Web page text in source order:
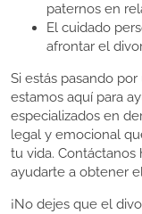
paternos en
El cuidado
afrontar el
Si estás pasando
estamos aquí para
especializados en
legal y emocional
tu vida.
ayudarte a obtener
¡No dejes que el